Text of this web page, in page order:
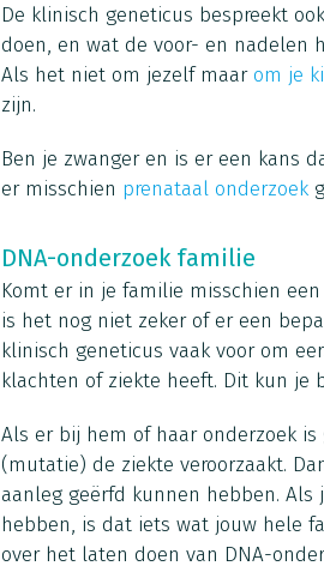
De klinisch geneticus bespreekt
doen, en wat de voor- en nadelen
Als het niet om jezelf maar om je
zijn.
Ben je zwanger en is er een kans
er misschien prenataal onderzoek
DNA-onderzoek familie
Komt er in je familie misschien een
is het nog niet zeker of er een
klinisch geneticus vaak voor om
klachten of ziekte heeft. Dit kun je
Als er bij hem of haar onderzoek
(mutatie) de ziekte veroorzaakt.
aanleg geërfd kunnen hebben.
hebben, is dat iets wat jouw hele
over het laten doen van DNA-